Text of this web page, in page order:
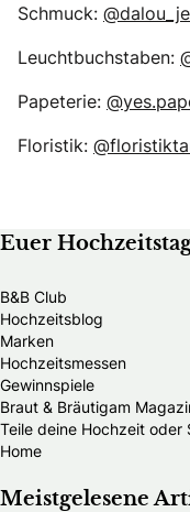
Schmuck:
Leuchtbuchstaben:
Papeterie:
Floristik:
Euer
B&B Club
Hochzeitsblog
Marken
Hochzeitsmessen
Gewinnspiele
Braut & Bräutigam
Teile deine Hochzeit oder
Home
Meistgelesene